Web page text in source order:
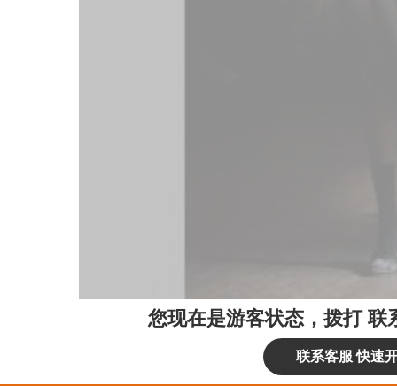
您现在是游客状态，拨打 联
联系客服 快速